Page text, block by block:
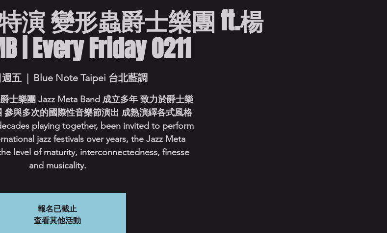
演 變形蟲爵士樂團 ft.楊
| Every Friday 0211
週五
  |
Blue Note Taipei 台北藍調
士樂團 Jazz Meta Band 成立多年 致力於爵士樂
參與多次的國際性音樂節演出 成熟演繹各式風格
playing together, been invited to perform
jazz festivals over years, the Jazz Meta
level of maturity, interconnectedness, finesse
and musicality.
報名已截止
查看其他活動